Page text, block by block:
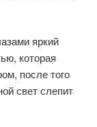
яркий
которая
после того
свет слепит